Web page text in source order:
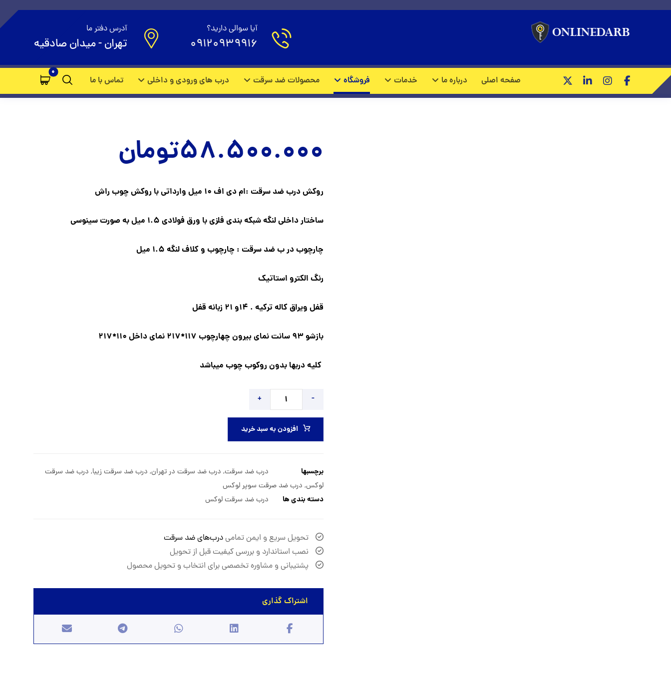
آدرس دفتر ما
تهران - میدان صادقیه
آیا سوالی دارید؟
09120939916
صفحه اصلی درباره ما خدمات فروشگاه محصولات ضد سرقت درب های ورودی و داخلی تماس با ما
درب ضد سرقت لوکس مدل M2151
58.500.000تومان
روکش درب ضد سرقت :ام دی اف 10 میل وارداتی با روکش چوب راش
ساختار داخلی لنگه شبکه بندی فلزی با ورق فولادی 1.5 میل به صورت سینوسی
چارچوب در ب ضد سرقت : چارچوب و کلاف لنگه 1.5 میل
رنگ الکترو استاتیک
قفل ویراق کاله ترکیه . 14و 21 زبانه قفل
بازشو 93 سانت نمای بیرون چهارچوب 117*217 نمای داخل 110*217
کلیه دربها بدون روکوب چوب میباشد
-
+
افزودن به سبد خرید
برچسبها درب ضد سرقت, درب ضد سرقت در تهران, درب ضد سرقت زیبا, درب ضد سرقت
لوکس, درب ضد صرقت سوپر لوکس
دسته بندی ها
درب ضد سرقت لوکس
تحویل سریع و ایمن تمامیدرب‌های ضد سرقت
نصب استاندارد و بررسی کیفیت قبل از تحویل
پشتیبانی و مشاوره تخصصی برای انتخاب و تحویل محصول